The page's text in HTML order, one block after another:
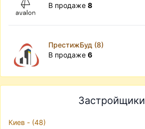
В продаже 8
ПрестижБуд (8)
В продаже 6
Застройщики
Киев - (48)